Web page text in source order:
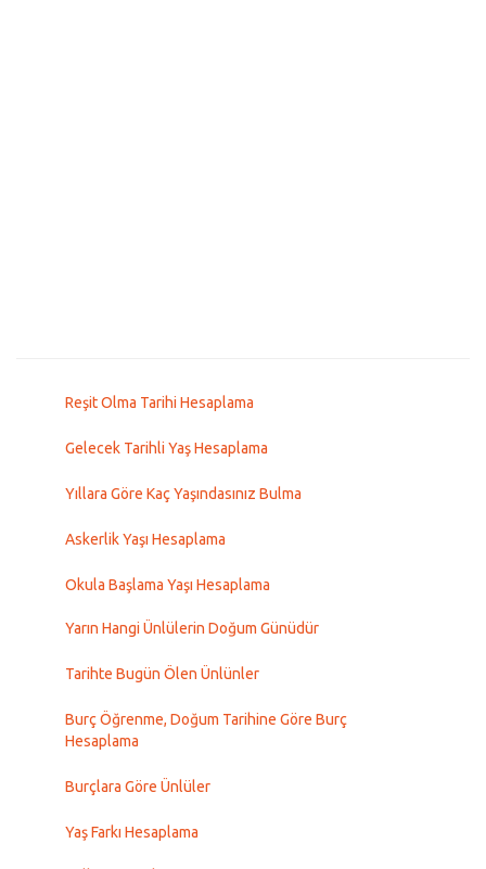
Reşit Olma Tarihi Hesaplama
Gelecek Tarihli Yaş Hesaplama
Yıllara Göre Kaç Yaşındasınız Bulma
Askerlik Yaşı Hesaplama
Okula Başlama Yaşı Hesaplama
Yarın Hangi Ünlülerin Doğum Günüdür
Tarihte Bugün Ölen Ünlünler
Burç Öğrenme, Doğum Tarihine Göre Burç
Hesaplama
Burçlara Göre Ünlüler
Yaş Farkı Hesaplama